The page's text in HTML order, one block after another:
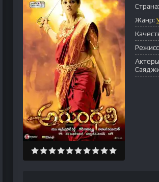
Страна:
Жанр: